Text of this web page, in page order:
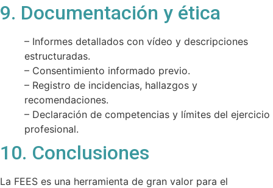
9. Documentación y ética
– Informes detallados con vídeo y descripciones
estructuradas.
– Consentimiento informado previo.
– Registro de incidencias, hallazgos y
recomendaciones.
– Declaración de competencias y límites del ejercicio
profesional.
10. Conclusiones
La FEES es una herramienta de gran valor para el